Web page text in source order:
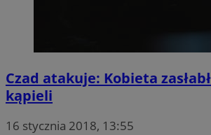
Czad atakuje: Kobieta
kąpieli
16 stycznia 2018, 13:55